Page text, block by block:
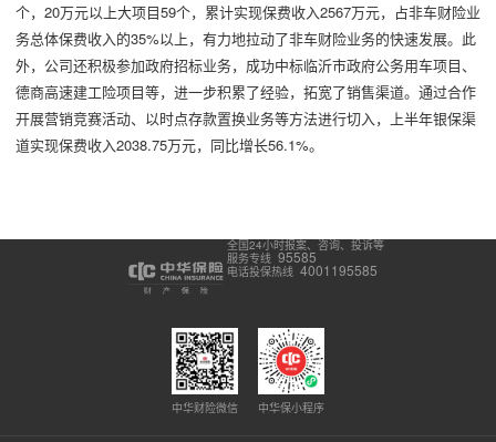
个，20万元以上大项目59个，累计实现保费收入2567万元，占非车财险业
务总体保费收入的35%以上，有力地拉动了非车财险业务的快速发展。此
外，公司还积极参加政府招标业务，成功中标临沂市政府公务用车项目、
德商高速建工险项目等，进一步积累了经验，拓宽了销售渠道。通过合作
开展营销竞赛活动、以时点存款置换业务等方法进行切入，上半年银保渠
道实现保费收入2038.75万元，同比增长56.1%。
全国24小时报案、咨询、投诉等
服务专线 95585
电话投保热线 4001195585
中华财险微信 中华保小程序